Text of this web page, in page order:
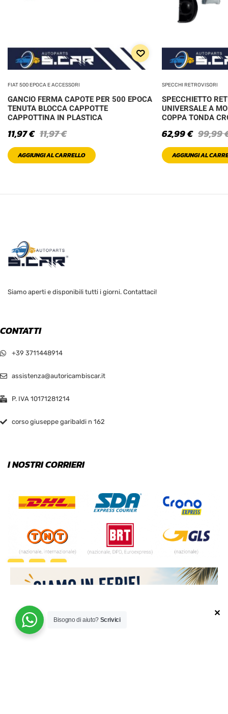
✕
FIAT 500 EPOCA E ACCESSORI
GANCIO FERMA CAPOTE PER 500 EPOCA
TENUTA BLOCCA CAPPOTTE
CAPPOTTINA IN PLASTICA
11,97€
11,97€
AGGIUNGI AL CARRELLO
SPECCHI RETROVISORI
SPECCHIETTO
UNIVERSALE A
COPPA TONDA
99,99
62,99€
AGGIUNGI AL
Siamo aperti e disponibili tutti i giorni. Contattaci!
CONTATTI
+39 3711448914
assistenza@autoricambiscar.it
P. IVA 10171281214
corso giuseppe garibaldi n 162
I NOSTRI CORRIERI
Bisogno di aiuto? Scrivici